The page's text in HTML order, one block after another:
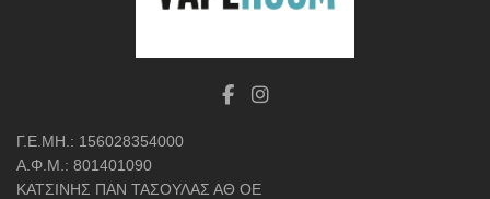
Γ.Ε.ΜΗ.: 156028354000
Α.Φ.Μ.: 801401090
ΚΑΤΣΙΝΗΣ ΠΑΝ ΤΑΣΟΥΛΑΣ ΑΘ ΟΕ